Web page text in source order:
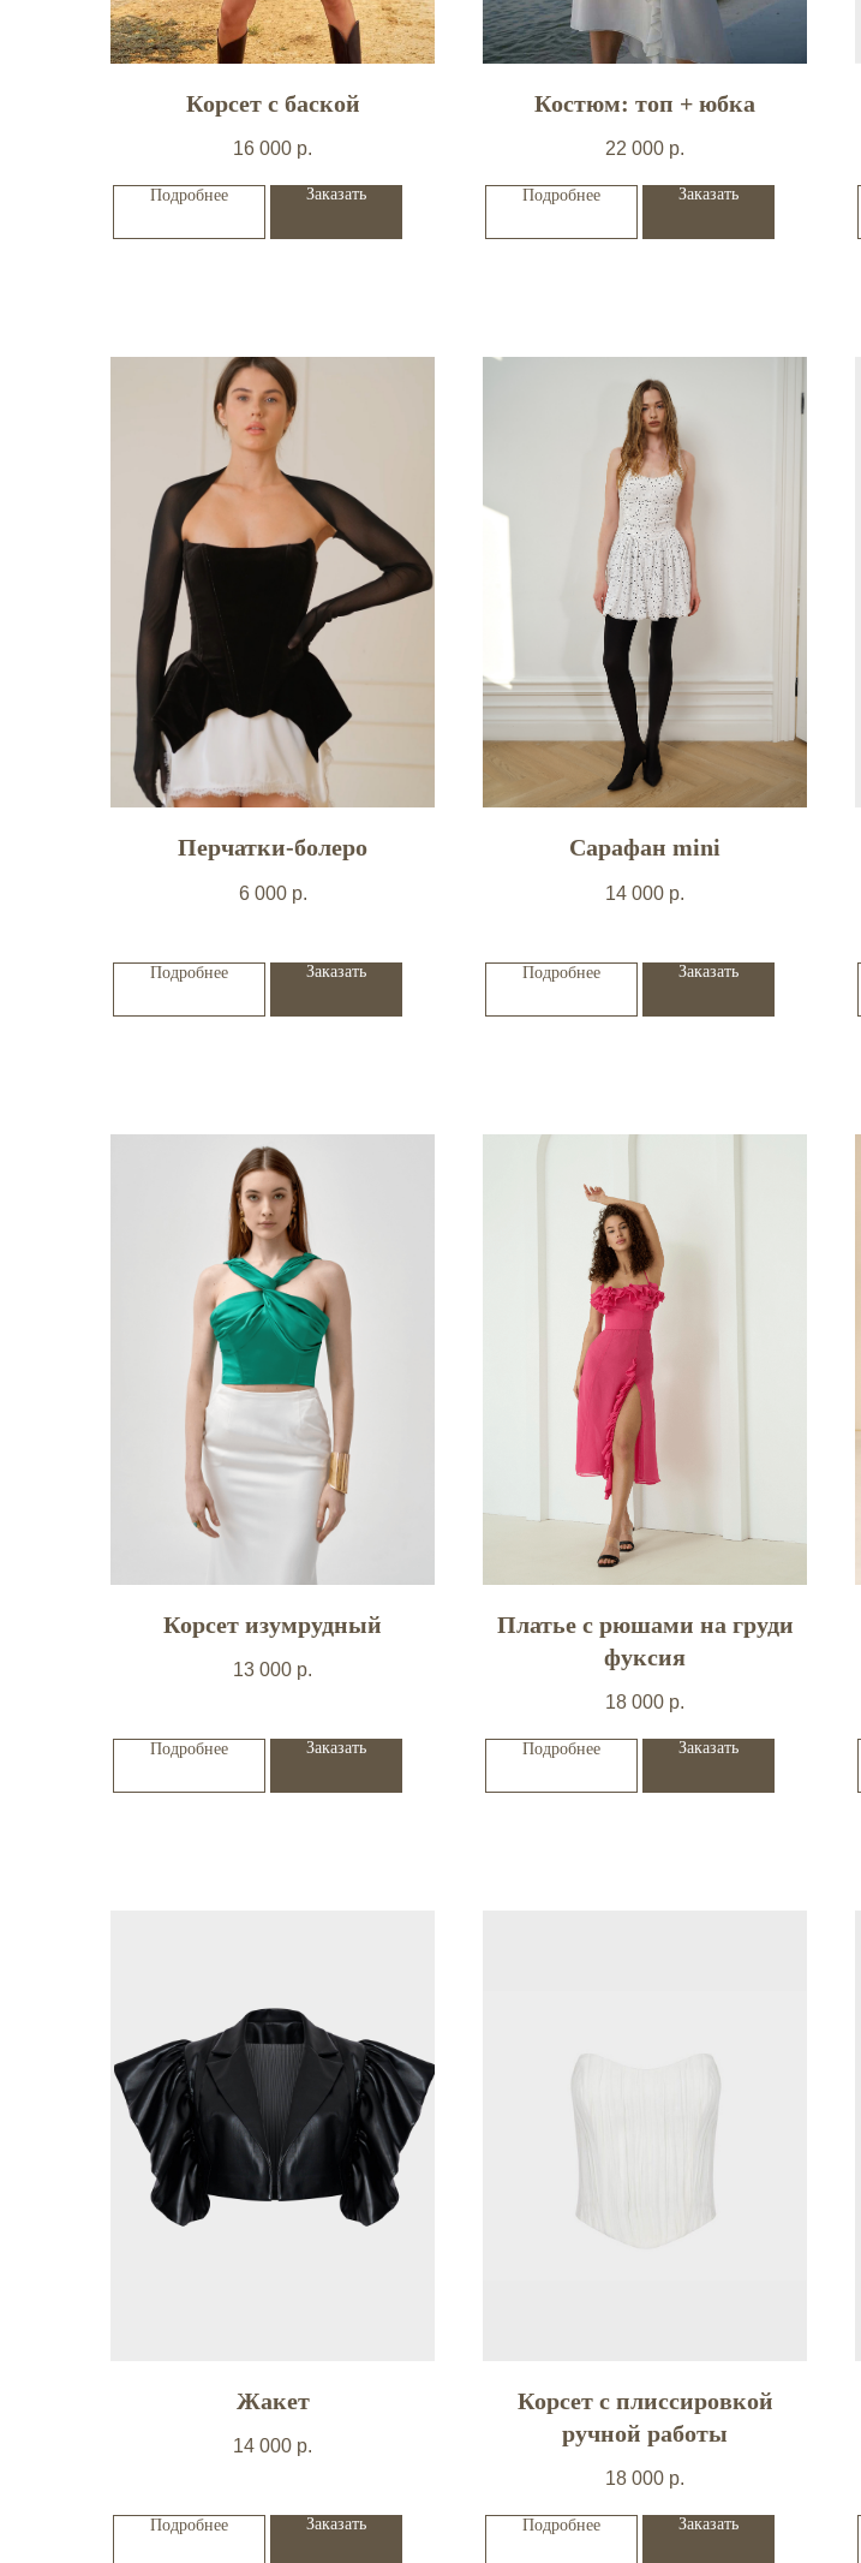
Корсет с баской
16 000 р.
Подробнее Заказать
Костюм: топ + юбка
22 000 р.
Подробнее Заказать
Перчатки-болеро
6 000 р.
Подробнее Заказать
Сарафан mini
14 000 р.
Подробнее Заказать
Корсет изумрудный
13 000 р.
Подробнее Заказать
Платье с рюшами на груди
фуксия
18 000 р.
Подробнее Заказать
Жакет
14 000 р.
Подробнее Заказать
Корсет с плиссировкой
ручной работы
18 000 р.
Подробнее Заказать